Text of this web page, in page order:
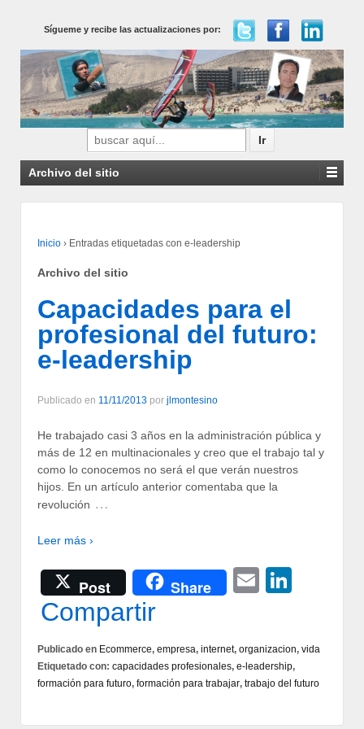
Sígueme y recibe las actualizaciones por:
Buscar
por:
Archivo del sitio
Inicio › Entradas etiquetadas con e-leadership
Archivo del sitio
Capacidades para el
profesional del futuro:
e-leadership
Publicado en 11/11/2013 por jlmontesino
He trabajado casi 3 años en la administración pública y
más de 12 en multinacionales y creo que el trabajo tal y
como lo conocemos no será el que verán nuestros
hijos. En un artículo anterior comentaba que la
revolución …
Leer más ›
Post Share Email
Compartir
Publicado en Ecommerce, empresa, internet, organizacion, vida
Etiquetado con: capacidades profesionales, e-leadership,
formación para futuro, formación para trabajar, trabajo del futuro